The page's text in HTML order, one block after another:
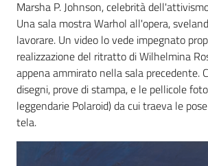
Marsha P. Johnson, celebrità
Una sala mostra Warhol all'opera,
lavorare. Un video lo vede impegnato
realizzazione del ritratto di Wilhelmina
appena ammirato nella sala precedente.
disegni, prove di stampa, e le pellicole
leggendarie Polaroid) da cui traeva le
tela.